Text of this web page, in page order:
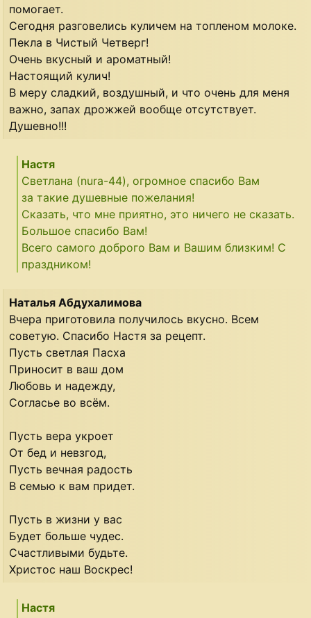
помогает.
Сегодня разговелись куличем на топленом молоке.
Пекла в Чистый Четверг!
Очень вкусный и ароматный!
Настоящий кулич!
В меру сладкий, воздушный, и что очень для меня
важно, запах дрожжей вообще отсутствует.
Душевно!!!
Настя
Светлана (nura-44), огромное спасибо Вам
за такие душевные пожелания!
Сказать, что мне приятно, это ничего не сказать.
Большое спасибо Вам!
Всего самого доброго Вам и Вашим близким! С
праздником!
Наталья Абдухалимова
Вчера приготовила получилось вкусно. Всем
советую. Спасибо Настя за рецепт.
Пусть светлая Пасха
Приносит в ваш дом
Любовь и надежду,
Согласье во всём.
Пусть вера укроет
От бед и невзгод,
Пусть вечная радость
В семью к вам придет.
Пусть в жизни у вас
Будет больше чудес.
Счастливыми будьте.
Христос наш Воскрес!
Настя